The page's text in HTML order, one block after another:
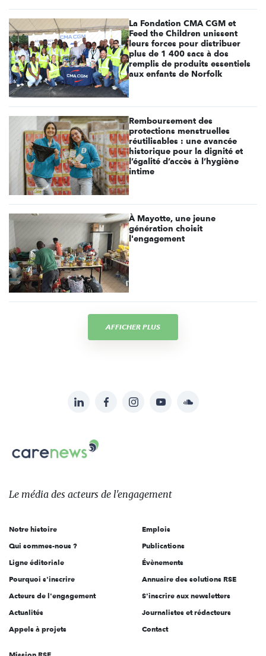
La Fondation CMA CGM et
Feed the Children unissent
leurs forces pour distribuer
plus de 1 400 sacs à dos
remplis de produits essentiels
aux enfants de Norfolk
Remboursement des
protections menstruelles
réutilisables : une avancée
historique pour la dignité et
l’égalité d’accès à l’hygiène
intime
À Mayotte, une jeune
génération choisit
l'engagement
AFFICHER PLUS
sur:
LinkedInFacebookInstagramYouTubeSoundcloud
Le
des
l'engagement
Le média des acteurs de l'engagement
Notre histoire
Qui sommes-nous ?
Ligne éditoriale
Pourquoi s'inscrire
Acteurs de l'engagement
Actualités
Appels à projets
Emplois
Publications
Évènements
Annuaire des solutions RSE
S'inscrire aux newsletters
Journalistes et rédacteurs
Contact